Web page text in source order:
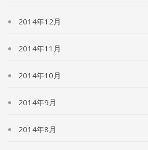
2014年12月
2014年11月
2014年10月
2014年9月
2014年8月